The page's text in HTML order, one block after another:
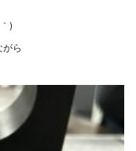
)
ら